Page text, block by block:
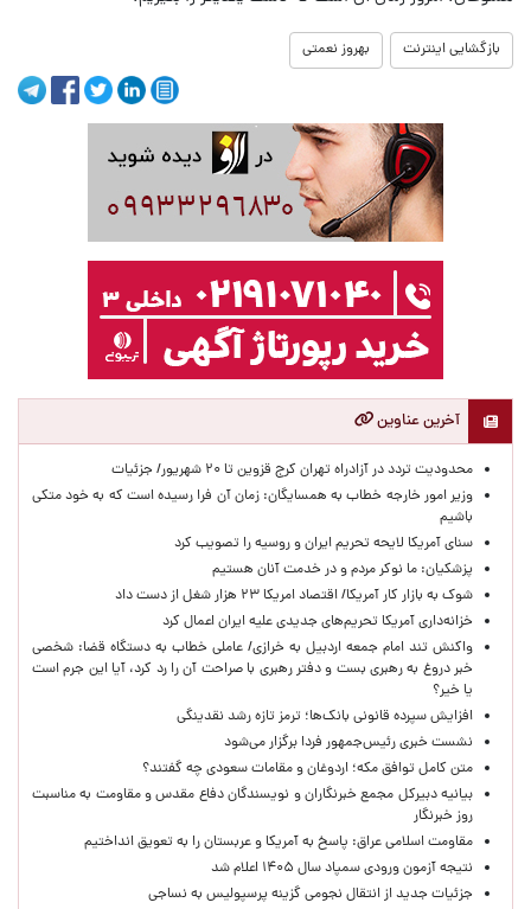
بازگشایی اینترنت بهروز نعمتی
آخرین عناوین
محدودیت تردد در آزادراه تهران کرج قزوین تا ۲۰ شهریور/ جزئیات
وزیر امور خارجه خطاب به همسایگان: زمان آن فرا رسیده است که به خود متکی
باشیم
سنای آمریکا لایحه تحریم ایران و روسیه را تصویب کرد
پزشکیان: ما نوکر مردم و در خدمت آنان هستیم
شوک به بازار کار آمریکا/ اقتصاد امریکا ۲۳ هزار شغل از دست داد
خزانه‌داری آمریکا تحریم‌های جدیدی علیه ایران اعمال کرد
واکنش تند امام جمعه اردبیل به خرازی/ عاملی خطاب به دستگاه قضا: شخصی
خبر دروغ به رهبری بست و دفتر رهبری با صراحت آن را رد کرد، آیا این جرم است
یا خیر؟
افزایش سپرده قانونی بانک‌ها؛ ترمز تازه رشد نقدینگی
نشست خبری رئیس‌جمهور فردا برگزار می‌شود
متن کامل توافق مکه؛ اردوغان و مقامات سعودی چه گفتند؟
بیانیه دبیرکل مجمع خبرنگاران و نویسندگان دفاع مقدس و مقاومت به مناسبت
روز خبرنگار
مقاومت اسلامی عراق: پاسخ به آمریکا و عربستان را به تعویق انداختیم
نتیجه آزمون ورودی سمپاد سال ۱۴۰۵ اعلام شد
جزئیات جدید از انتقال نجومی گزینه پرسپولیس به نساجی